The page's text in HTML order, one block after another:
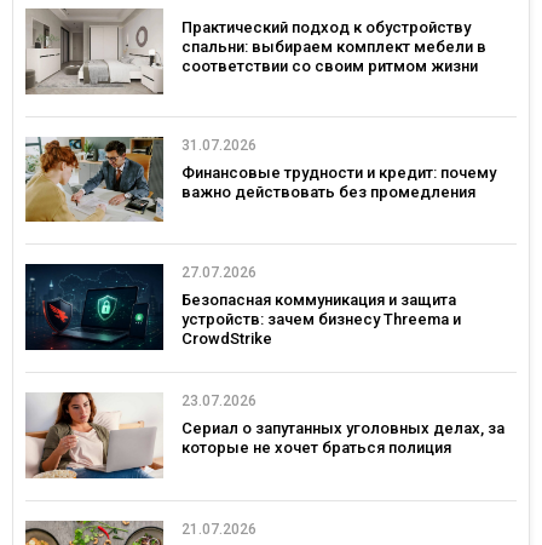
Практический подход к обустройству
спальни: выбираем комплект мебели в
соответствии со своим ритмом жизни
31.07.2026
Финансовые трудности и кредит: почему
важно действовать без промедления
27.07.2026
Безопасная коммуникация и защита
устройств: зачем бизнесу Threema и
CrowdStrike
23.07.2026
Сериал о запутанных уголовных делах, за
которые не хочет браться полиция
21.07.2026